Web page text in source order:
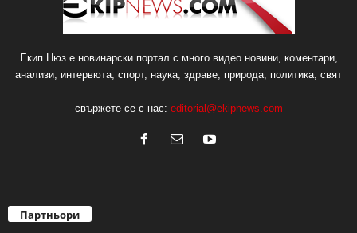
Екип Нюз е новинарски портал с много видео новини, коментари,
анализи, интервюта, спорт, наука, здраве, природа, политика, свят
свържете се с нас: editorial@ekipnews.com
Партньори